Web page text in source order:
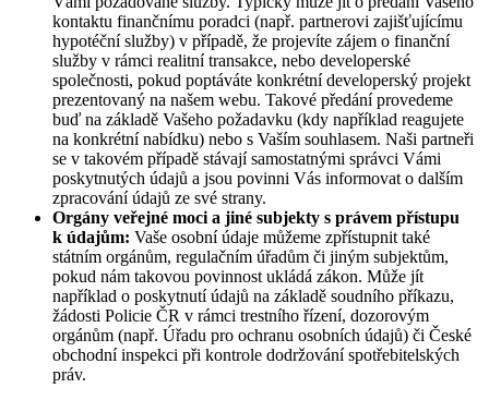
kontaktu finančnímu poradci (např. partnerovi zajišťujícímu
hypotéční služby) v případě, že projevíte zájem o finanční
služby v rámci realitní transakce, nebo developerské
společnosti, pokud poptáváte konkrétní developerský projekt
prezentovaný na našem webu. Takové předání provedeme
buď na základě Vašeho požadavku (kdy například reagujete
na konkrétní nabídku) nebo s Vaším souhlasem. Naši partneři
se v takovém případě stávají samostatnými správci Vámi
poskytnutých údajů a jsou povinni Vás informovat o dalším
zpracování údajů ze své strany.
Orgány veřejné moci a jiné subjekty s právem přístupu
k údajům: Vaše osobní údaje můžeme zpřístupnit také
státním orgánům, regulačním úřadům či jiným subjektům,
pokud nám takovou povinnost ukládá zákon. Může jít
například o poskytnutí údajů na základě soudního příkazu,
žádosti Policie ČR v rámci trestního řízení, dozorovým
orgánům (např. Úřadu pro ochranu osobních údajů) či České
obchodní inspekci při kontrole dodržování spotřebitelských
práv.